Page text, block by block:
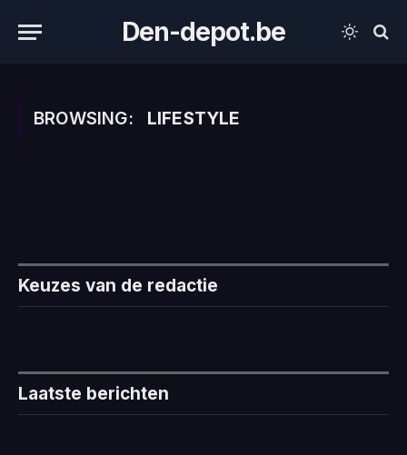
Den-depot.be
BROWSING: LIFESTYLE
Keuzes van de redactie
Laatste berichten